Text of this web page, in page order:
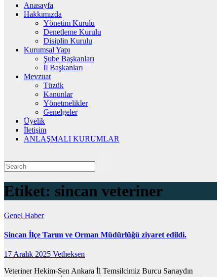
Anasayfa
Hakkımızda
Yönetim Kurulu
Denetleme Kurulu
Disiplin Kurulu
Kurumsal Yapı
Şube Başkanları
İl Başkanları
Mevzuat
Tüzük
Kanunlar
Yönetmelikler
Genelgeler
Üyelik
İletişim
ANLAŞMALI KURUMLAR
Etiket: sincan veteriner
Genel Haber
Sincan İlçe Tarım ve Orman Müdürlüğü ziyaret edildi.
17 Aralık 2025 Vetheksen
Veteriner Hekim-Sen Ankara İl Temsilcimiz Burcu Sarıaydın